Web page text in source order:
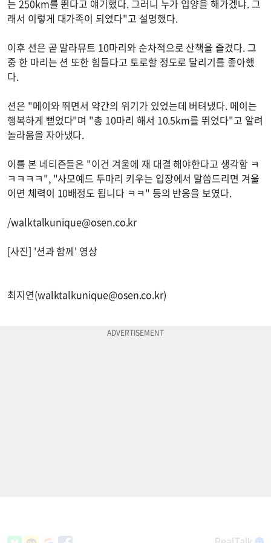
는 250km를 뛴다고 얘기했다. 그러니 누가 입양을 해가겠냐. 그
래서 이렇게 대가족이 되었다"고 설명했다.
이후 션은 곧 말라뮤트 10마리와 순차적으로 산책을 즐겼다. 그
중 한 마리는 션 또한 힘들다고 토로할 정도로 달리기를 좋아했
다.
션은 "메이와 뛰면서 약간의 위기가 있었는데 버텨냈다. 메이는
행복하게 뻗었다"며 "총 10마리 해서 10.5km를 뛰었다"고 알려
놀라움을 자아냈다.
이를 본 네티즌들은 "이건 겨울에 재 대결 해야한다고 생각함 ㅋ
ㅋㅋㅋㅋ", "사모예드 두마리 키우는 입장에서 말씀드리면 겨울
이면 체력이 10배정도 됩니다 ㅋㅋ" 등의 반응을 보였다.
/walktalkunique@osen.co.kr
[사진] '션과 함께' 영상
최지연(walktalkunique@osen.co.kr)